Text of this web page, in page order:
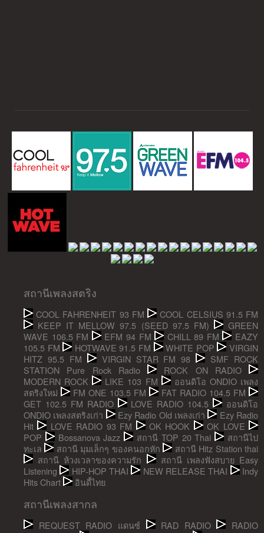
สถานีเพลงสตริง
COOL FAHRENHEIT 93 FM
COOL CELSIUS 91.5 FM
KEEP IT MELLOW 97.5 (SEED 97.5 FM)
GREEN
WAVE 106.5 FM
EFM 94 FM CHILL 89 FM
EAZY
105.5 FM
HOTWAVE 91.5 FM WHITE POP
VIRGIN
HITZ 95.5 FM
VIRGIN STAR FM 98
SMF ROCK
STATION Pure Rock Radio
ROCK ON RADIO
MODERN ROCK
LIKE 103 FM
ออนดิโอ ONDIO เพลง
สตริงใหม่
FM ONE 103.5 FM
FAT RADIO 104.5 FM
GET 102.5 FM RADIO
LOVE RADIO 104.5
ออนดิโอ
ONDIO เพลงสตริงเก่า
Ezy Radio Old เพลงเก่า
Ezy Radio
Hit
LOVE RADIO 93 FM OK HOOK
OK LOVE
POP
Bossanova Jazz สถานี TOP 20 Thai
สถานีไป
ทะเล
สถานี มุมเล็กๆ ของคนอกหัก
สถานี Hitz Station thai
สถานี ห้วงเวลาของความรัก
สถานี เพลงฟังสบาย Easy
Listening
HIP-HOP THAI NEW RELEASE THAI
Indy
Hits Chart
อินดี้ไทย
สถานีเพลงสากล
REQUEST RADIO แดนซ์ RAD RADIO
RADIO